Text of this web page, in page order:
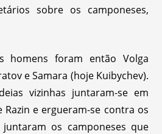
sobre os camponeses,
homens foram então Volga
e Samara (hoje Kuibychev).
vizinhas juntaram-se em
Razin e ergueram-se contra os
os camponeses que